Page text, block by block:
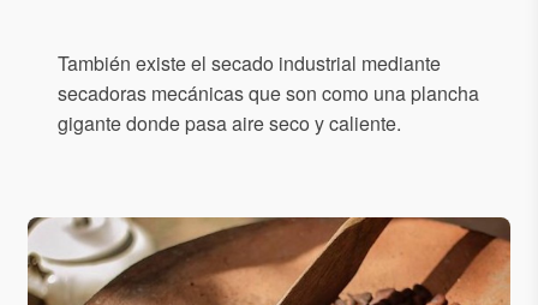
También existe el secado industrial mediante
secadoras mecánicas que son como una plancha
gigante donde pasa aire seco y caliente.